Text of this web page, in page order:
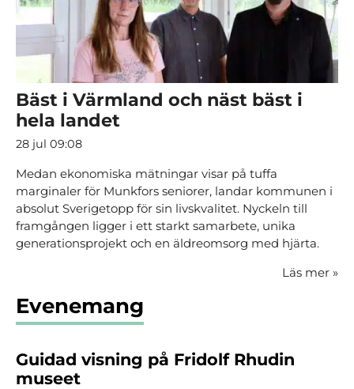
Bäst i Värmland och näst bäst i
hela landet
28 jul 09:08
Medan ekonomiska mätningar visar på tuffa
marginaler för Munkfors seniorer, landar kommunen i
absolut Sverigetopp för sin livskvalitet. Nyckeln till
framgången ligger i ett starkt samarbete, unika
generationsprojekt och en äldreomsorg med hjärta.
Läs mer »
Evenemang
Guidad visning på Fridolf Rhudin
museet